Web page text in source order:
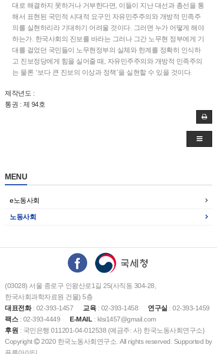
대로 해결하지 못하거나 거부한다면, 이들이 지난 대선과 총선을 통
해서 표현된 국민적 시대적 요구인 자유민주주의와 개방적 민족주
의를 실현하리라 기대하기 어려울 것이다. 그러면 누가 어떻게 해야
하는가. 한국사회의 진보를 바라는 그러나 그간 노무현 정부에게 기
대를 걸었던 국민들이 노무현정부의 실체와 한계를 정확히 인식하
고 진보정당에게 힘을 실어줄 때, 자유민주주의와 개방적 민족주의
는 물론 ‘보다 큰 진보의 이상과 정책’을 실현할 수 있을 것이다.
제작년도 :
통권 : 제 94호
MENU
e노동사회
노동사회
(03028) 서울 종로구 인왕산로1길 25(사직동 304-28,
한국사회과학자료원 건물) 5층
대표전화: 02-393-1457 교육: 02-393-1458 연구실 : 02-393-1459
팩스: 02-393-4449 E-MAIL : klsi1457@gmail.com
후원 : 국민은행 011201-04-012538 (예금주: 사) 한국노동사회연구소)
Copyright
2020 한국노동사회연구소. All rights reserved. Supported by